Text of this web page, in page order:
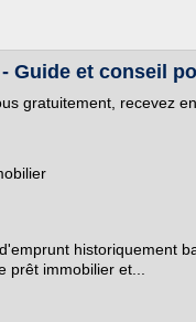
Guide et conseil
gratuitement, recevez
historiquement
immobilier et...